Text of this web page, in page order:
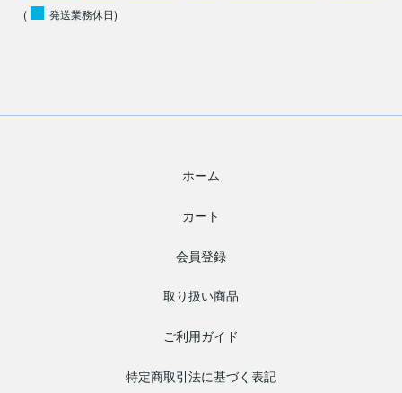
( 発送業務休日)
ホーム
カート
会員登録
取り扱い商品
ご利用ガイド
特定商取引法に基づく表記